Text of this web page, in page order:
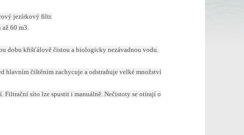
jezírkový filtr.
60 m3.
dobu křišťálově čistou a biologicky nezávadnou vodu.
hlavním čištěním zachycuje a odstraňuje velké množství
síto lze spustit i manuálně. Nečistoty se otírají o